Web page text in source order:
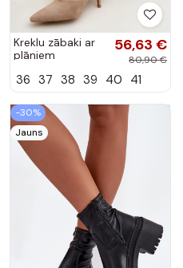
Kreklu zābaki ar
plāniem
krāsā Herella
56,63 €
80,90 €
36 37 38 39 40 41
-30%
Jauns